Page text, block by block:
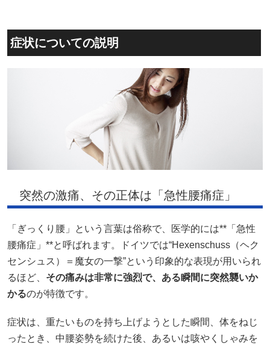
症状についての説明
突然の激痛、その正体は「急性腰痛症」
「ぎっくり腰」という言葉は俗称で、医学的には**「急性
腰痛症」**と呼ばれます。ドイツでは“Hexenschuss（ヘク
センシュス）＝魔女の一撃”という印象的な表現が用いられ
るほど、 その痛みは非常に強烈で、ある瞬間に突然襲いか
かるのが特徴です。
症状は、重たいものを持ち上げようとした瞬間、体をねじ
ったとき、中腰姿勢を続けた後、あるいは咳やくしゃみを